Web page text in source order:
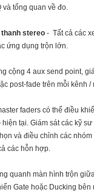
và tổng quan về đo.
stereo - Tất cả các
ứng dụng trộn lớn.
cộng 4 aux send point,
post-fade trên mỗi kênh /
faders có thể điều
tại. Giám sát các kỹ
và điều chỉnh các
các hỗn hợp.
quanh màn hình trộn
Gate hoặc Ducking